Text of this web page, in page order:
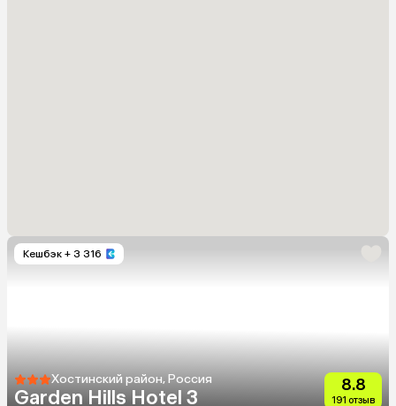
Кешбэк + 3 316
Хостинский район, Россия
Garden Hills Hotel 3
8.8
191 отзыв